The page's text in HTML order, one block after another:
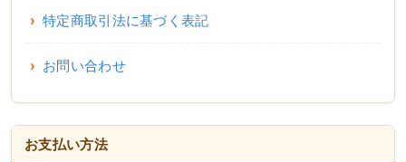
特定商取引法に基づく表記
お問い合わせ
お支払い方法